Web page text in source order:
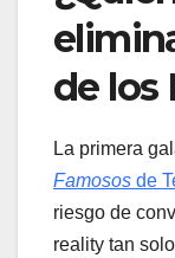
de los
La primera
Famosos de
riesgo de
reality tan